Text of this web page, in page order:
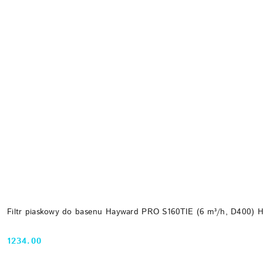
Filtr piaskowy do basenu Hayward PRO S160TIE (6 m³/h, D400)
Cena:
1234.00